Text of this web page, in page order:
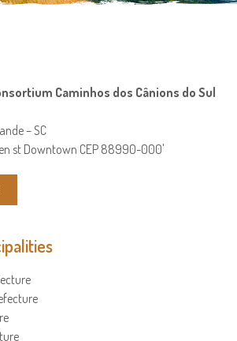
Caminhos dos Cânions do Sul
– SC
st Downtown CEP 88990-000'